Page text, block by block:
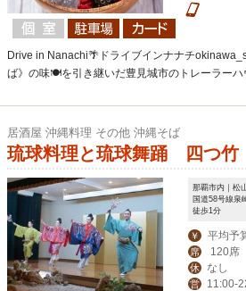
Drive in Nanachi🌴ドライブインナナチ
ば》の味🍽を引き継いだ豊見城市のトレーラーハ
居酒屋 沖縄料理 その他 沖縄そば
琉球料理と琉球舞踊 四つ
那覇市内｜松
国道58号線
徒歩1分
￥ 平均予
席 120席
休 なし
営 11:00-